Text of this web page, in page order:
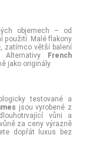
objemech – od
použití. Malé flakony
zatímco větší balení
Alternativy French
jako originály.
testované a
jsou vyrobené z
vůni a
za ceny výrazně
dopřát luxus bez